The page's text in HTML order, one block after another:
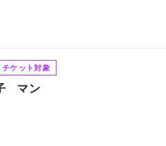
チケット対象
マン